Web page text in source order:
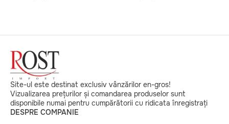
Site-ul este destinat exclusiv vânzărilor en-gros!
Vizualizarea prețurilor și comandarea produselor sunt
disponibile numai pentru cumpărătorii cu ridicata înregistrați
DESPRE COMPANIE